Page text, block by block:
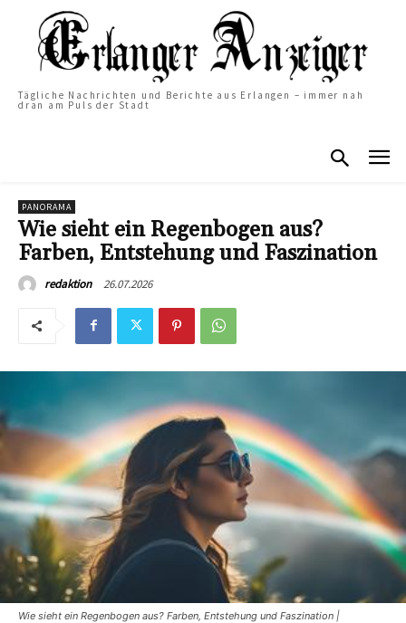
Tägliche Nachrichten und Berichte aus Erlangen – immer nah
dran am Puls der Stadt
PANORAMA
Wie sieht ein Regenbogen aus?
Farben, Entstehung und Faszination
redaktion 26.07.2026
Wie sieht ein Regenbogen aus? Farben, Entstehung und Faszination |